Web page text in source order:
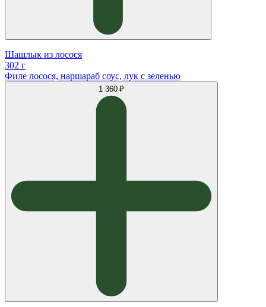
Шашлык из лосося
302 г
Филе лосося, наршараб соус, лук с зеленью
1 360 ₽